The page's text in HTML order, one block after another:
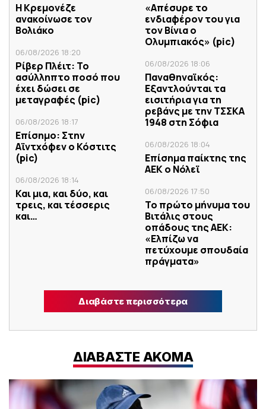
Η Κρεμονέζε
ανακοίνωσε τον
Βολιάκο
06/08/2026 18:20
Ρίβερ Πλέιτ: Το
ασύλληπτο ποσό που
έχει δώσει σε
μεταγραφές (pic)
06/08/2026 18:17
Επίσημο: Στην
Αϊντχόφεν ο Κόστιτς
(pic)
06/08/2026 18:14
Και μια, και δύο, και
τρεις, και τέσσερις
και…
«Απέσυρε το
ενδιαφέρον του για
τον Βίνια ο
Ολυμπιακός» (pic)
06/08/2026 18:06
Παναθηναϊκός:
Εξαντλούνται τα
εισιτήρια για τη
ρεβάνς με την ΤΣΣΚΑ
1948 στη Σόφια
06/08/2026 18:04
Επίσημα παίκτης της
ΑΕΚ ο Νόλεϊ
06/08/2026 17:50
Το πρώτο μήνυμα του
Βιτάλις στους
οπάδους της ΑΕΚ:
«Ελπίζω να
πετύχουμε σπουδαία
πράγματα»
Διαβάστε περισσότερα
ΔΙΑΒΑΣΤΕ ΑΚΟΜΑ